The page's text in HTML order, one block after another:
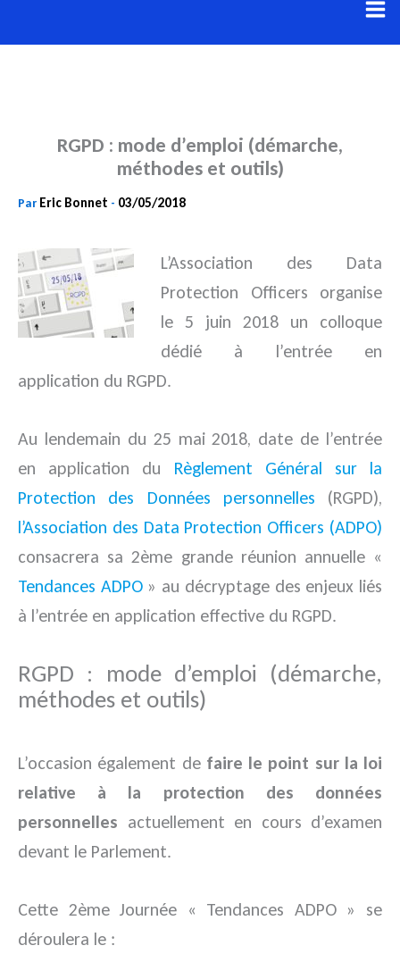
au
RGPD : mode d’emploi (démarche,
méthodes et outils)
Par Eric Bonnet - 03/05/2018
L’Association des Data
Protection Officers organise
le 5 juin 2018 un colloque
dédié à l’entrée en
application du RGPD.
Au lendemain du 25 mai 2018, date de l’entrée
en application du Règlement Général sur la
Protection des Données personnelles (RGPD),
l’Association des Data Protection Officers (ADPO)
consacrera sa 2ème grande réunion annuelle «
Tendances ADPO» au décryptage des enjeux liés
à l’entrée en application effective du RGPD.
RGPD : mode d’emploi (démarche,
méthodes et outils)
L’occasion également de faire le point sur la loi
relative à la protection des données
personnelles actuellement en cours d’examen
devant le Parlement.
Cette 2ème Journée « Tendances ADPO » se
déroulera le :